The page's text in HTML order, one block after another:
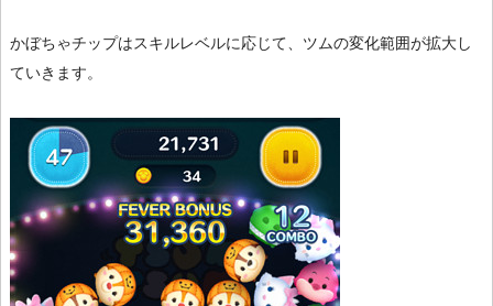
かぼちゃチップはスキルレベルに応じて、ツムの変化範囲が拡大し
ていきます。